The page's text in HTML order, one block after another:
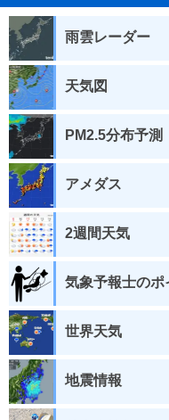
雨雲レーダー
天気図
PM2.5分布予測
アメダス
2週間天気
気象予報士のポ
世界天気
地震情報